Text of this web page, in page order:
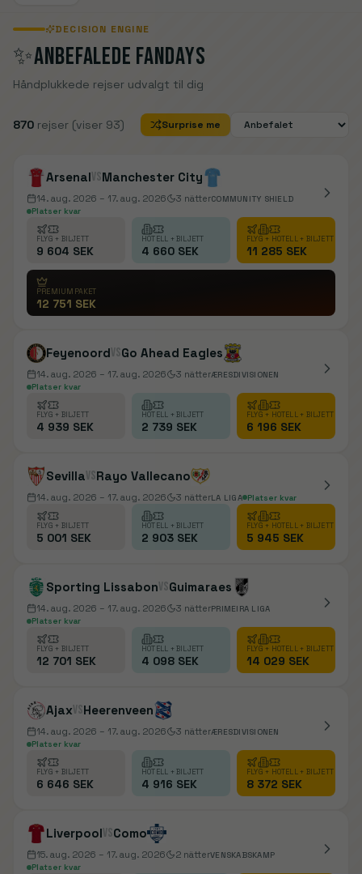
DECISION ENGINE
✨ANBEFALEDE FANDAYS
Håndplukkede rejser udvalgt til dig
870 rejser (viser 93) Surprise me
ArsenalvsManchester City
14. aug. 2026 – 17. aug. 2026 3 nätterCOMMUNITY SHIELD
Platser kvar
FLYG + BILJETT
9 604 SEK
HOTELL + BILJETT
4 660 SEK
FLYG + HOTELL + BILJETT
11 285 SEK
PREMIUMPAKET
12 751 SEK
FeyenoordvsGo Ahead Eagles
14. aug. 2026 – 17. aug. 2026 3 nätterÆRESDIVISIONEN
Platser kvar
FLYG + BILJETT
4 939 SEK
HOTELL + BILJETT
2 739 SEK
FLYG + HOTELL + BILJETT
6 196 SEK
SevillavsRayo Vallecano
14. aug. 2026 – 17. aug. 2026 3 nätterLA LIGA Platser kvar
FLYG + BILJETT
5 001 SEK
HOTELL + BILJETT
2 903 SEK
FLYG + HOTELL + BILJETT
5 945 SEK
Sporting LissabonvsGuimaraes
14. aug. 2026 – 17. aug. 2026 3 nätterPRIMEIRA LIGA
Platser kvar
FLYG + BILJETT
12 701 SEK
HOTELL + BILJETT
4 098 SEK
FLYG + HOTELL + BILJETT
14 029 SEK
AjaxvsHeerenveen
14. aug. 2026 – 17. aug. 2026 3 nätterÆRESDIVISIONEN
Platser kvar
FLYG + BILJETT
6 646 SEK
HOTELL + BILJETT
4 916 SEK
FLYG + HOTELL + BILJETT
8 372 SEK
LiverpoolvsComo
15. aug. 2026 – 17. aug. 2026 2 nätterVENSKABSKAMP
Platser kvar